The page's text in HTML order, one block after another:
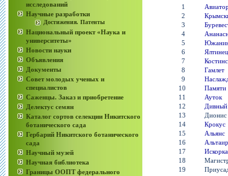
исследований
Научные разработки
Достижения. Патенты
Национальный проект «Наука и
университеты»
Новости науки
Объявления
Документы
Совет молодых ученых и
специалистов
Саженцы. Заказ и приобретение
Делектус семян
Каталог сортов селекции Никитского
ботанического сада
Гербарий Никитского ботанического
сада
Научный музей
Научная библиотека
Границы ООПТ федерального
1
Авиатор
2
3
4
5
6
Ялтинец
7
8
Гамлет
9
10
Памяти
11
Ауток
12
Дивный
13
Дионис
14
Крокус
15
Альянс
16
Альтаир
17
18
19